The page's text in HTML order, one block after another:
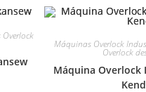
Máquinas Overlock
Overlock
Máquina